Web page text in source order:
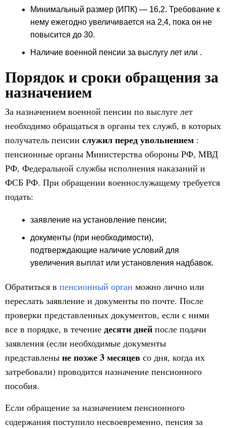
Минимальный размер (ИПК) — 16,2. Требование к
нему ежегодно увеличивается на 2,4, пока он не
повысится до 30.
Наличие военной пенсии за выслугу лет или .
Порядок и сроки обращения за
назначением
За назначением военной пенсии по выслуге лет
необходимо обращаться в органы тех служб, в которых
получатель пенсии служил перед увольнением :
пенсионные органы Министерства обороны РФ, МВД
РФ, Федеральной службы исполнения наказаний и
ФСБ РФ. При обращении военнослужащему требуется
подать:
заявление на установление пенсии;
документы (при необходимости),
подтверждающие наличие условий для
увеличения выплат или установления надбавок.
Обратиться в пенсионный орган можно лично или
переслать заявление и документы по почте. После
проверки представленных документов, если с ними
все в порядке, в течение десяти дней после подачи
заявления (если необходимые документы
представлены не позже 3 месяцев со дня, когда их
затребовали) проводится назначение пенсионного
пособия.
Если обращение за назначением пенсионного
содержания поступило несвоевременно, пенсия за